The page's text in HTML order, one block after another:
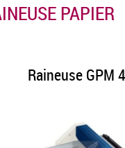
PAPIER
Raineuse GPM